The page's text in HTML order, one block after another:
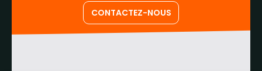
CONTACTEZ-NOUS